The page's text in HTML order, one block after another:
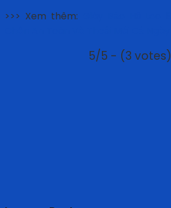
>>> Xem thêm:
5/5 - (3 votes)